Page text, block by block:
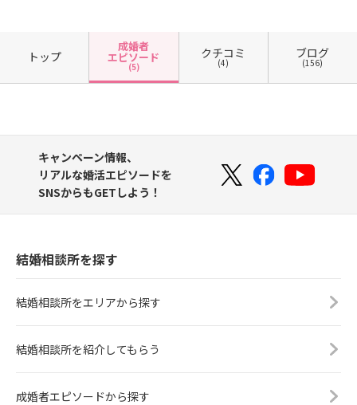
トップ
成婚者
エピソード
(5)
クチコミ
(4)
ブログ
(156)
キャンペーン情報、
リアルな婚活エピソードを
SNSからもGETしよう！
結婚相談所を探す
結婚相談所をエリアから探す
結婚相談所を紹介してもらう
成婚者エピソードから探す